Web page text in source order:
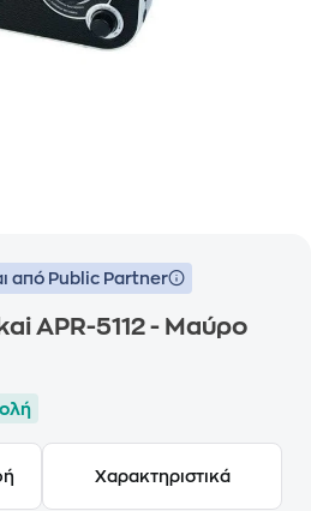
από Public Partner
APR-5112 - Μαύρο
Χαρακτηριστικά